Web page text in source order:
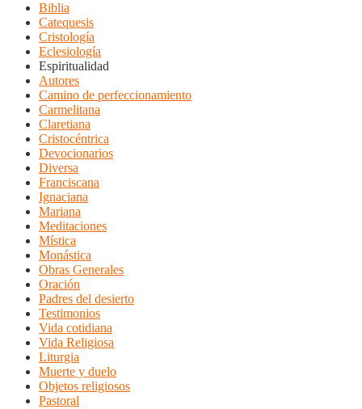
Biblia
Catequesis
Cristología
Eclesiología
Espiritualidad
Autores
Camino de perfeccionamiento
Carmelitana
Claretiana
Cristocéntrica
Devocionarios
Diversa
Franciscana
Ignaciana
Mariana
Meditaciones
Mística
Monástica
Obras Generales
Oración
Padres del desierto
Testimonios
Vida cotidiana
Vida Religiosa
Liturgia
Muerte y duelo
Objetos religiosos
Pastoral